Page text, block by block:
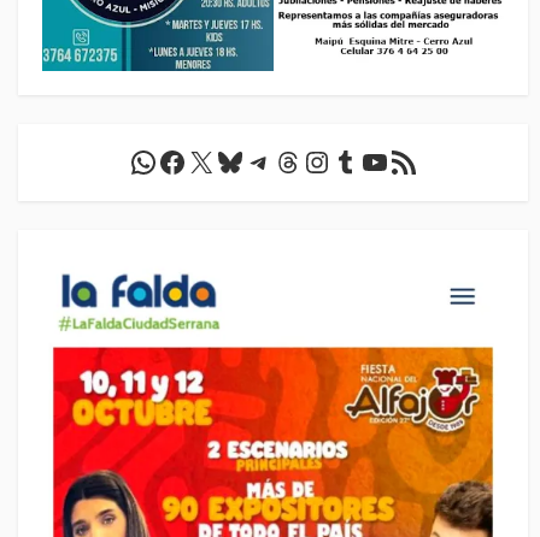
WhatsApp
Facebook
X Bluesky
Telegram
Threads
Instagram
Tumblr
YouTube
Feed RSS